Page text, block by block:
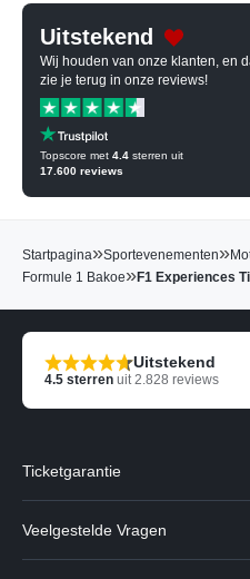
Uitstekend
Wij houden van onze klanten, en
zie je terug in onze reviews!
Topscore met 4.4 sterren uit
17.600 reviews
Startpagina»Sportevenementen»
Formule 1 Bakoe»F1 Experiences
Uitstekend
4.5 sterren uit2.828 reviews
Ticketgarantie
Veelgestelde Vragen